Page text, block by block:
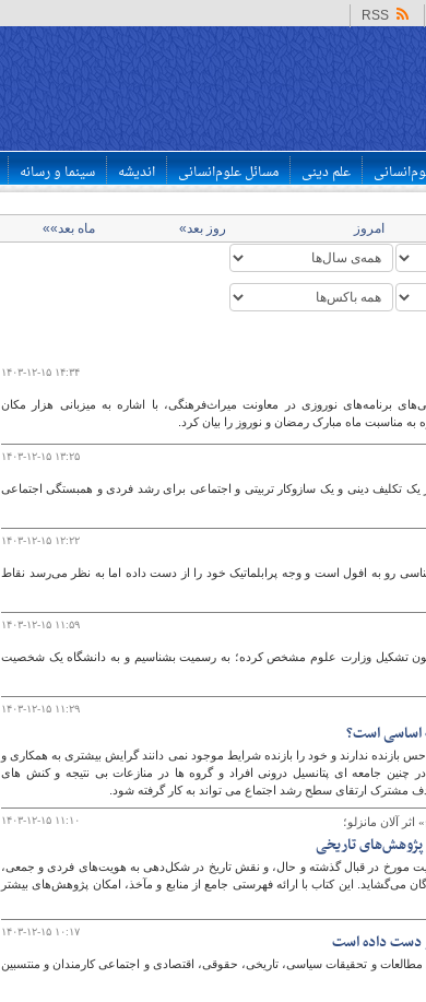
RSS
علم دینی مسائل علوم‌انسانی اندیشه سینما و رسانه
امروز روز بعد» ماه بعد»»
۱۴۰۳-۱۲-۱۵ ۱۴:۳۴
برنامه‌های نوروزی در معاونت میراث‌فرهنگی، با اشاره به میزبانی هزار مکان
مناسبت ماه مبارک رمضان و نوروز را بیان کرد.
۱۴۰۳-۱۲-۱۵ ۱۳:۲۵
یک تکلیف دینی و یک سازوکار تربیتی و اجتماعی برای رشد فردی و همبستگی اجتماعی
۱۴۰۳-۱۲-۱۵ ۱۲:۲۲
رو به افول است و وجه پرابلماتیک خود را از دست داده اما به نظر می‌رسد نقاط
۱۴۰۳-۱۲-۱۵ ۱۱:۵۹
تشکیل وزارت علوم مشخص کرده؛ به رسمیت بشناسیم و به دانشگاه یک شخصیت
۱۴۰۳-۱۲-۱۵ ۱۱:۲۹
اساسی است؟
بازنده ندارند و خود را بازنده شرایط موجود نمی دانند گرایش بیشتری به همکاری و
چنین جامعه ای پتانسیل درونی افراد و گروه ها در منازعات بی نتیجه و کنش های
مشترک ارتقای سطح رشد اجتماع می تواند به کار گرفته شود.
۱۴۰۳-۱۲-۱۵ ۱۱:۱۰ آلان مانزلو؛
تاریخی
مورخ در قبال گذشته و حال، و نقش تاریخ در شکل‌دهی به هویت‌های فردی و جمعی،
می‌گشاید. این کتاب با ارائه فهرستی جامع از منابع و مآخذ، امکان پژوهش‌های بیشتر
۱۴۰۳-۱۲-۱۵ ۱۰:۱۷ دست داده است
و تحقیقات سیاسی، تاریخی، حقوقی، اقتصادی و اجتماعی کارمندان و منتسبین